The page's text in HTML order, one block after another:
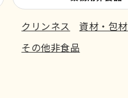
クリンネス
資材・包材
その他非食品